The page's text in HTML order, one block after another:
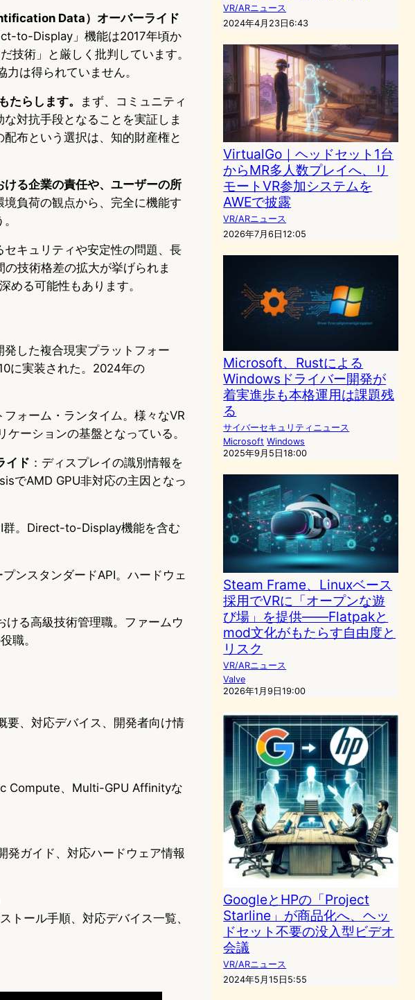
Data）オーバーライド
to-Display」機能は2017年頃か
技術」と厳しく批判しています。
は得られていません。
たらします。
まず、コミュニティ
対抗手段となることを実証しま
布という選択は、知的財産権と
る企業の責任や、ユーザーの所
境負荷の観点から、完全に機能す
キュリティや安定性の問題、長
技術格差の拡大が挙げられま
める可能性もあります。
発した複合現実プラットフォー
に実装された。2024年の
ォーム・ランタイム。様々なVR
ーションの基盤となっている。
イド ：ディスプレイの識別情報を
でAMD GPU非対応の主因となっ
群。Direct-to-Display機能を含む
ンスタンダードAPI。ハードウェ
る高級技術管理職。ファームウ
職。
、対応デバイス、開発者向け情
Compute、Multi-GPU Affinityな
発ガイド、対応ハードウェア情報
トール手順、対応デバイス一覧、
VR/ARニュース
2024年4月23日6:43
VirtualGo｜ヘッドセット1台
からMR多人数プレイへ、リ
モートVR参加システムを
AWEで披露
VR/ARニュース
2026年7月6日12:05
Microsoft、Rustによる
Windowsドライバー開発が
着実進歩も本格運用は課題残
る
サイバーセキュリティニュース
Microsoft Windows
2025年9月5日18:00
Steam Frame、Linuxベース
採用でVRに「オープンな遊
び場」を提供——Flatpakと
mod文化がもたらす自由度と
リスク
VR/ARニュース
Valve
2026年1月9日19:00
GoogleとHPの「Project
Starline」が商品化へ、ヘッ
ドセット不要の没入型ビデオ
会議
VR/ARニュース
2024年5月15日5:55